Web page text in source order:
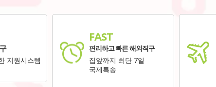
지원시스템
FAST
편리하고 빠른 해외직구
집앞까지 최단 7일
국제특송